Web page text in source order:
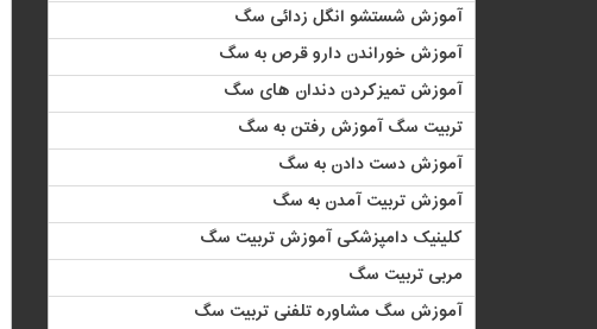
آموزش شستشو انگل زدائی سگ
آموزش خوراندن دارو قرص به سگ
آموزش تمیزکردن دندان های سگ
تربیت سگ آموزش رفتن به سگ
آموزش دست دادن به سگ
آموزش تربیت آمدن به سگ
کلینیک دامپزشکی آموزش تربیت سگ
مربی تربیت سگ
آموزش سگ مشاوره تلفنی تربیت سگ